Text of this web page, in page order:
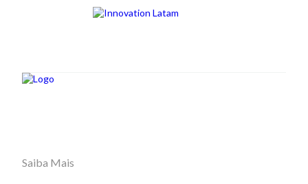
Saiba Mais